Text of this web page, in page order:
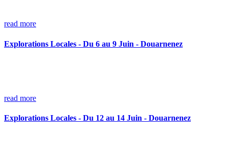
read more
Explorations Locales - Du 6 au 9 Juin - Douarnenez
read more
Explorations Locales - Du 12 au 14 Juin - Douarnenez